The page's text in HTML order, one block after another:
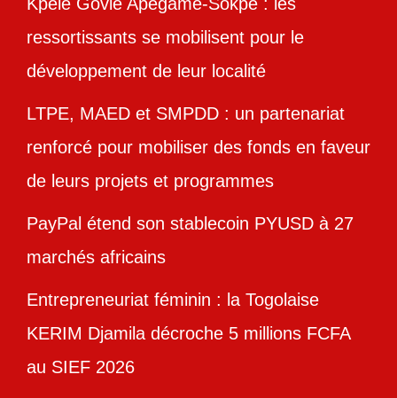
ressortissants se mobilisent pour le
développement de leur localité
LTPE, MAED et SMPDD : un partenariat
renforcé pour mobiliser des fonds en faveur
de leurs projets et programmes
PayPal étend son stablecoin PYUSD à 27
marchés africains
Entrepreneuriat féminin : la Togolaise
KERIM Djamila décroche 5 millions FCFA
au SIEF 2026